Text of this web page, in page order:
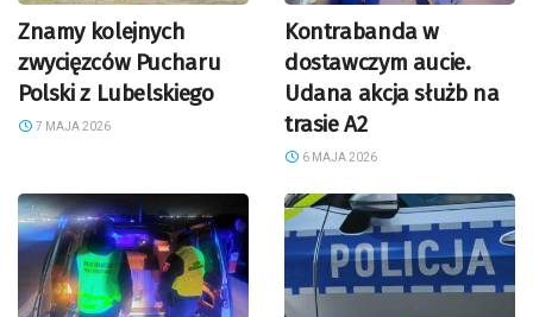
Znamy kolejnych
zwycięzców Pucharu
Polski z Lubelskiego
7 MAJA 2026
Kontrabanda w
dostawczym aucie.
Udana akcja służb na
trasie A2
6 MAJA 2026